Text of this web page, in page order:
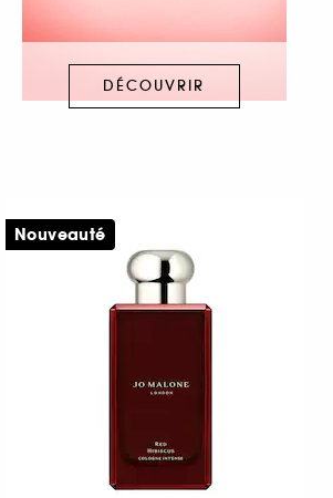
DÉCOUVRIR
Nouveauté